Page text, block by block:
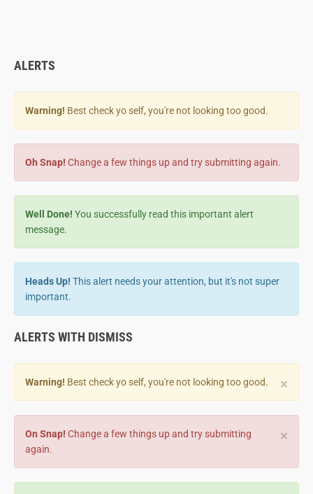
ALERTS
Warning! Best check yo self, you're not looking too good.
Oh Snap! Change a few things up and try submitting again.
Well Done! You successfully read this important alert
message.
Heads Up! This alert needs your attention, but it's not super
important.
ALERTS WITH DISMISS
×
Warning! Best check yo self, you're not looking too good.
×
On Snap! Change a few things up and try submitting
again.